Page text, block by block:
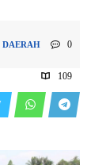
DAERAH 0
109